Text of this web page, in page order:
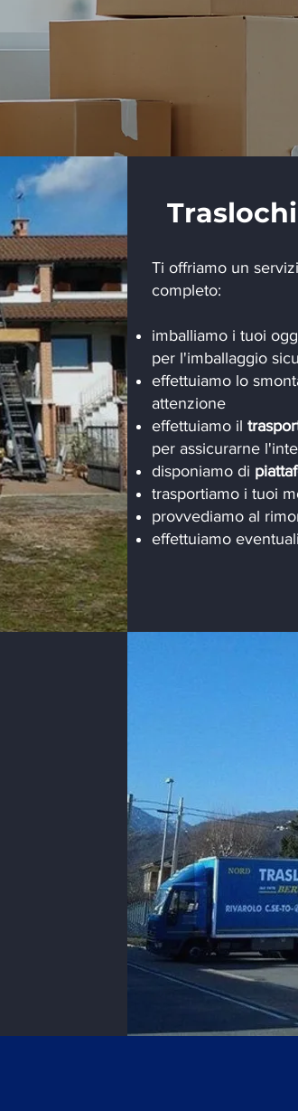
Traslochi
Ti offriamo un
completo:
imballiamo i tuoi
per l'imballaggio
effettuiamo lo
attenzione
effettuiamo il
per assicurarne
disponiamo di
trasportiamo i tuoi
provvediamo al
effettuiamo